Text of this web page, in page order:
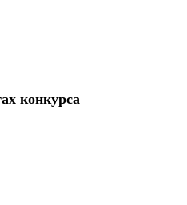
конкурса